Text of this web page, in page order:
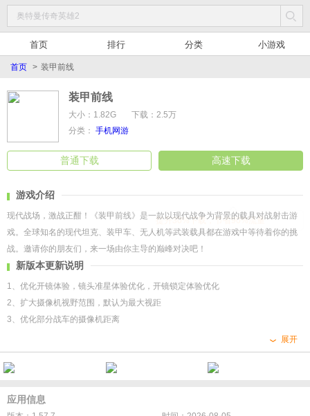
首页 排行 分类 小游戏
首页 > 装甲前线
装甲前线
大小：1.82G
下载：2.5万
分类： 手机网游
普通下载 高速下载
提升30%下载，节省90%流量
游戏介绍
现代战场，激战正酣！《装甲前线》是一款以现代战争为背景的载具对战射击游
戏。全球知名的现代坦克、装甲车、无人机等武装载具都在游戏中等待着你的挑
战。邀请你的朋友们，来一场由你主导的巅峰对决吧！
【多种派系 海量战车】
全球现代陆地载具齐聚一堂，在这里你可以尽情欣赏武装机器的魅力，根据你的
喜好升级载具装备，还有乘员养成系统助力，为你的战车增添力量，让你所向披
【无限输出 火力全开】
化，为你带来更加真实的战斗体验。发挥你的军事策略才能，火力全开，攻城略
新版本更新说明
1、优化开镜体验，镜头准星体验优化，开镜锁定体验优化
2、扩大摄像机视野范围，默认为最大视距
3、优化部分战车的摄像机距离
5、修复体力恢复提示
6、修复邮件删除功能
8、军需令图标优化
展开
应用信息